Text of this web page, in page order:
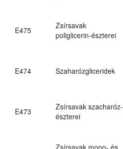
E475
Zsírsavak
poliglicerin-észterei
E474 Szaharózgliceridek
E473
Zsírsavak szacharóz-
észterei
Zsírsavak mono- és